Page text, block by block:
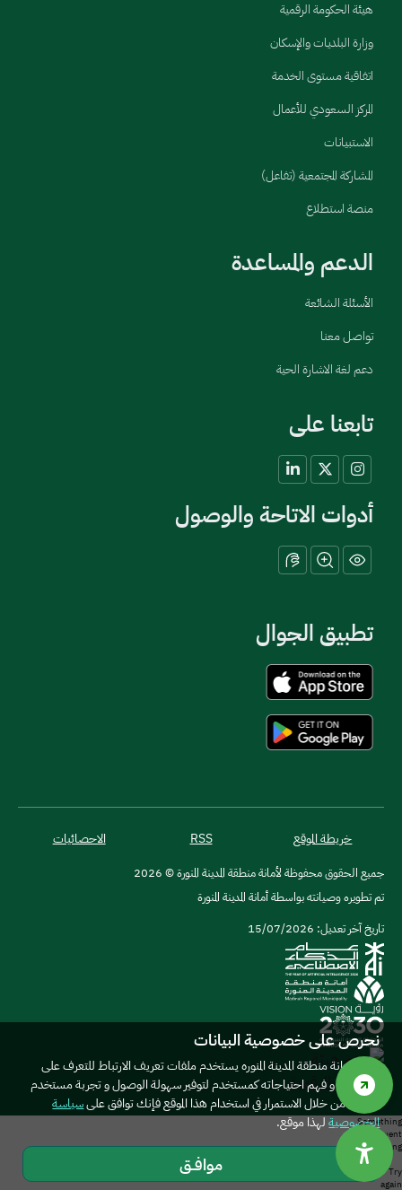
هيئة الحكومة الرقمية
وزارة البلديات والإسكان
اتفاقية مستوى الخدمة
المركز السعودي للأعمال
الاستبيانات
المشاركة المجتمعية (تفاعل)
منصة استطلاع
الدعم والمساعدة
الأسئلة الشائعة
تواصل معنا
دعم لغة الاشارة الحية
تابعنا على
أدوات الاتاحة والوصول
تطبيق الجوال
خريطة الموقع RSS الاحصائيات
جميع الحقوق محفوظة لأمانة منطقة المدينة المنورة © 2026
تم تطويره وصيانته بواسطة أمانة المدينة المنورة
تاريخ آخر تعديل: 15/07/2026
نحرص على خصوصية البيانات
موقع امانة منطقة المدينة المنوره يستخدم ملفات تعريف الارتباط للتعرف على
المستخدم و فهم احتياجاته كمستخدم لتوفير سهولة الوصول و تجربة مستخدم
أفضل. من خلال الاستمرار في استخدام هذا الموقع فإنك توافق علىسياسة
الخصوصيةلهذا موقع.
موافــق
Something
went
wrong:
Object.hasOwn is not a function
Try
again